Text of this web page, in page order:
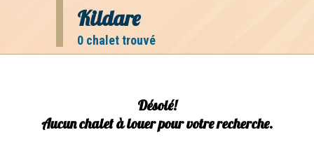
Kildare
0 chalet trouvé
Désolé!
Aucun chalet à louer pour votre recherche.